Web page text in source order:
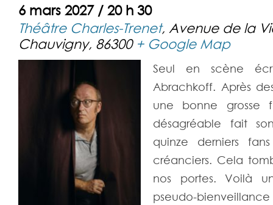
6 mars 2027 / 20 h 30
Théâtre Charles-Trenet, Avenue de la
Chauvigny, 86300 + Google Map
Seul en scène
Abrachkoff. Après
une bonne grosse
désagréable fait
quinze derniers
créanciers. Cela
nos portes. Voilà
pseudo-